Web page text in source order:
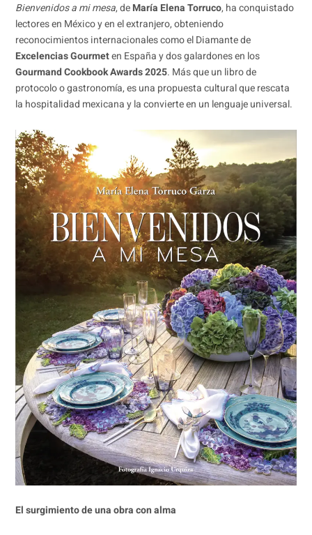
Bienvenidos a mi mesa, deMaría Elena Torruco, ha conquistado
lectores en México y en el extranjero, obteniendo
reconocimientos internacionales como el Diamante de
Excelencias Gourmeten España y dos galardones en los
Gourmand Cookbook Awards 2025. Más que un libro de
protocolo o gastronomía, es una propuesta cultural que rescata
la hospitalidad mexicana y la convierte en un lenguaje universal.
El surgimiento de una obra con alma